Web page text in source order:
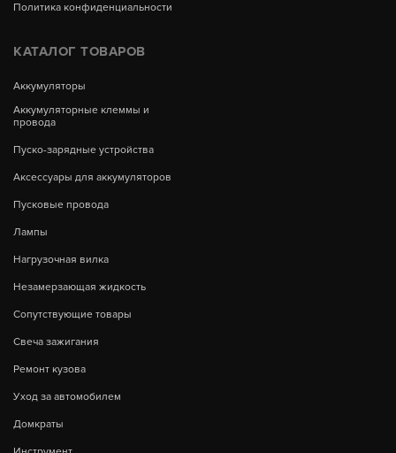
Политика конфиденциальности
КАТАЛОГ ТОВАРОВ
Аккумуляторы
Аккумуляторные клеммы и
провода
Пуско-зарядные устройства
Аксессуары для аккумуляторов
Пусковые провода
Лампы
Нагрузочная вилка
Незамерзающая жидкость
Сопутствующие товары
Свеча зажигания
Ремонт кузова
Уход за автомобилем
Домкраты